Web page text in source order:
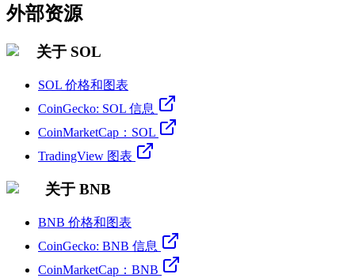
外部资源
关于 SOL
SOL 价格和图表
CoinGecko: SOL 信息
CoinMarketCap：SOL
TradingView 图表
关于 BNB
BNB 价格和图表
CoinGecko: BNB 信息
CoinMarketCap：BNB